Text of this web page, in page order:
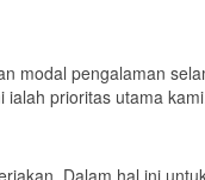
modal pengalaman
ialah prioritas utama
Dalam hal ini